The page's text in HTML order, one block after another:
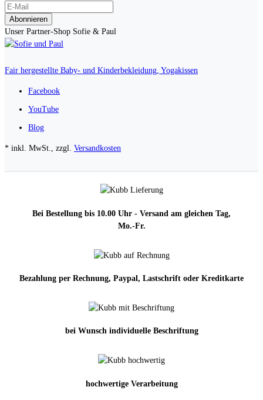
Abonnieren
Unser Partner-Shop Sofie & Paul
Fair hergestellte Baby- und Kinderbekleidung, Yogakissen
Facebook
YouTube
Blog
* inkl. MwSt., zzgl. Versandkosten
Bei Bestellung bis 10.00 Uhr - Versand am gleichen Tag,
Mo.-Fr.
Bezahlung per Rechnung, Paypal, Lastschrift oder Kreditkarte
bei Wunsch individuelle Beschriftung
hochwertige Verarbeitung